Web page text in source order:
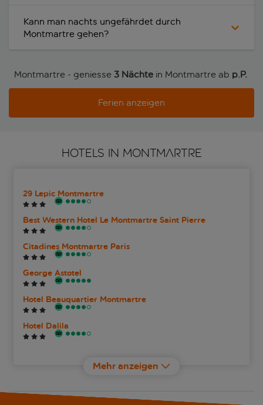
Kann man nachts ungefährdet durch
Montmartre gehen?
Montmartre - geniesse 3 Nächtein Montmartre ab p.P.
Ferien anzeigen
HOTELS IN MONTMARTRE
29 Lepic Montmartre
Best Western Hotel Le Montmartre Saint Pierre
Citadines Montmartre Paris
George Astotel
Hotel Beauquartier Montmartre
Hotel Dalila
Mehr anzeigen